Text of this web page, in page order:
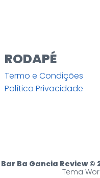
RODAPÉ
Termo e Condições
Política Privacidade
Bar Ba Gancia Review ©
Tema